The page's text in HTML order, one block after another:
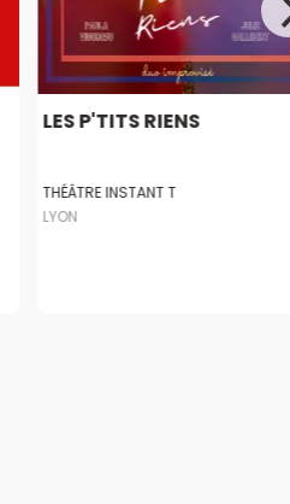
LES P'TITS RIENS
THÉÂTRE INSTANT T
LYON